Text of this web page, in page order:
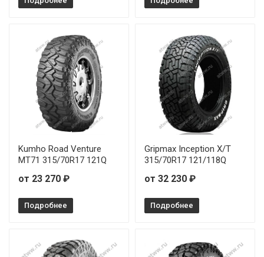
Kumho Road Venture
MT71 315/70R17 121Q
от 23 270 ₽
Подробнее
Gripmax Inception X/T
315/70R17 121/118Q
от 32 230 ₽
Подробнее